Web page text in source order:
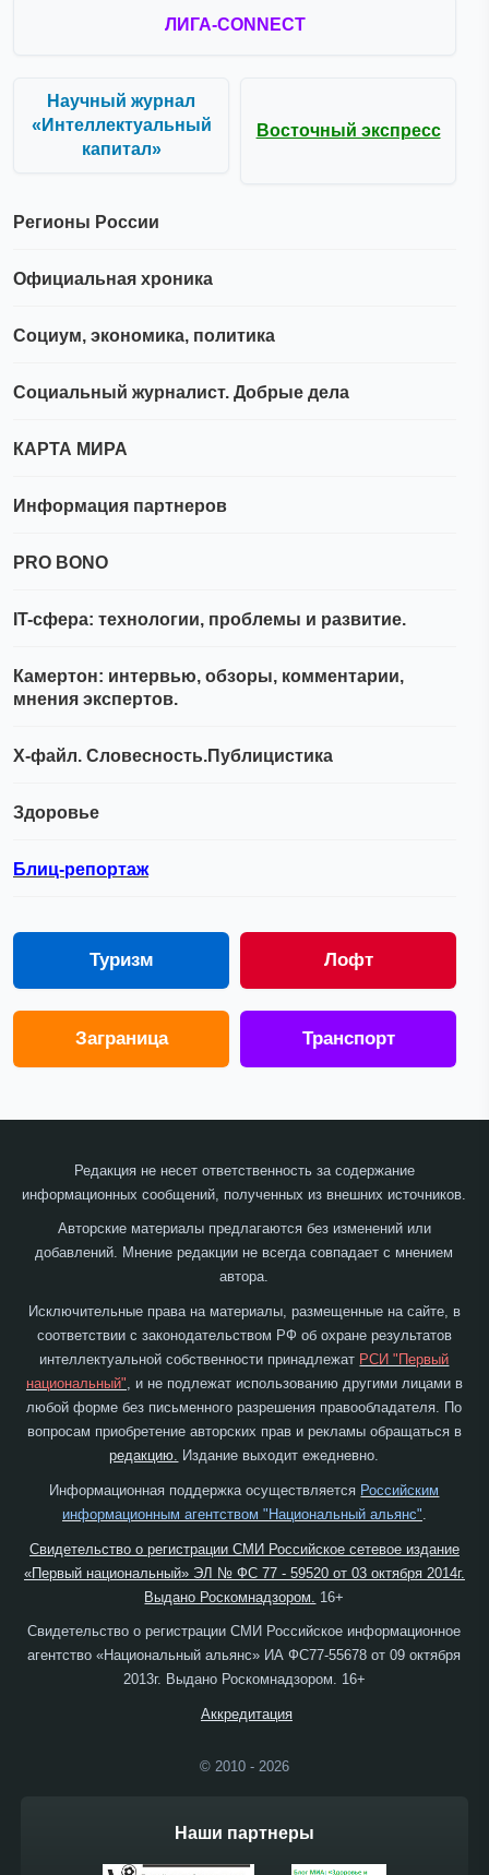
ЛИГА-CONNECT
Научный журнал
«Интеллектуальный
капитал»
Восточный экспресс
Регионы России
Официальная хроника
Социум, экономика, политика
Социальный журналист. Добрые дела
КАРТА МИРА
Информация партнеров
PRO BONO
IT-сфера: технологии, проблемы и развитие.
Камертон: интервью, обзоры, комментарии,
мнения экспертов.
Х-файл. Словесность.Публицистика
Здоровье
Блиц-репортаж
Туризм Лофт
Заграница Транспорт
Редакция не несет ответственность за содержание
информационных сообщений, полученных из внешних источников.
Авторские материалы предлагаются без изменений или
добавлений. Мнение редакции не всегда совпадает с мнением
автора.
Исключительные права на материалы, размещенные на сайте, в
соответствии с законодательством РФ об охране результатов
интеллектуальной собственности принадлежат РСИ "Первый
национальный", и не подлежат использованию другими лицами в
любой форме без письменного разрешения правообладателя. По
вопросам приобретение авторских прав и рекламы обращаться в
редакцию. Издание выходит ежедневно.
Информационная поддержка осуществляется Российским
информационным агентством "Национальный альянс"
Свидетельство о регистрации СМИ Российское сетевое издание
«Первый национальный» ЭЛ № ФС 77 - 59520 от 03 октября 2014г.
Выдано Роскомнадзором.
16+
Свидетельство о регистрации СМИ Российское информационное
агентство «Национальный альянс» ИА ФС77-55678 от 09 октября
2013г. Выдано Роскомнадзором. 16+
Аккредитация
© 2010 - 2026
Наши партнеры